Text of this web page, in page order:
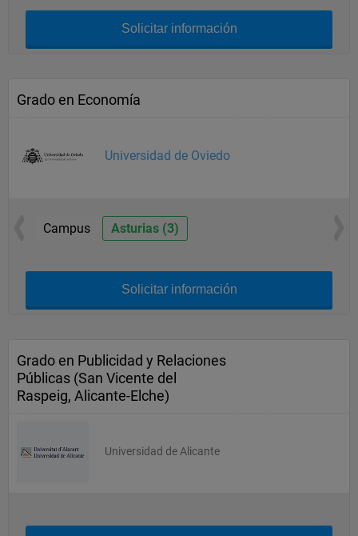
Solicitar información
Grado en Economía
Universidad de Oviedo
Campus Asturias (3)
Solicitar información
Grado en Publicidad y Relaciones
Públicas (San Vicente del
Raspeig, Alicante-Elche)
Universidad de Alicante